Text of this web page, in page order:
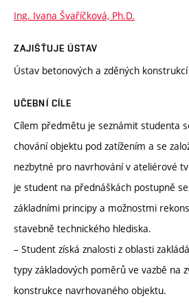
Ing. Ivana Švaříčková, Ph.D.
ZAJIŠŤUJE ÚSTAV
Ústav betonových a zděných konstrukcí
UČEBNÍ CÍLE
Cílem předmětu je seznámit studenta
chování objektu pod zatížením a se
nezbytné pro navrhování v ateliérové
je student na přednáškách postupně
základními principy a možnostmi
stavebně technického hlediska.
– Student získá znalosti z oblasti
typy základových poměrů ve vazbě na
konstrukce navrhovaného objektu.